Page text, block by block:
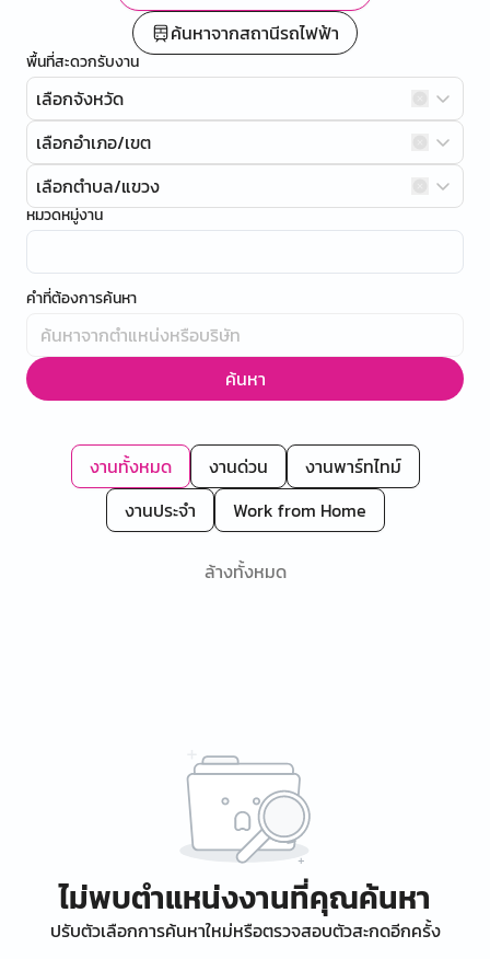
ค้นหาจากสถานีรถไฟฟ้า
พื้นที่สะดวกรับงาน
เลือกจังหวัด
เลือกอำเภอ/เขต
เลือกตำบล/แขวง
หมวดหมู่งาน
คำที่ต้องการค้นหา
ค้นหา
งานทั้งหมด งานด่วน
งานพาร์ทไทม์
งานประจำ
Work from Home
ล้างทั้งหมด
ไม่พบตำแหน่งงานที่คุณค้นหา
ปรับตัวเลือกการค้นหาใหม่หรือตรวจสอบตัวสะกดอีกครั้ง